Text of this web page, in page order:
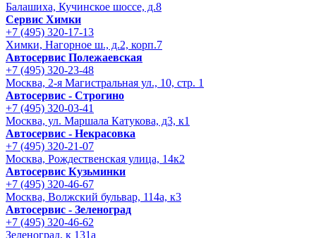
Балашиха, Кучинское шоссе, д.8
Сервис Химки
+7 (495) 320-17-13
Химки, Нагорное ш., д.2, корп.7
Автосервис Полежаевская
+7 (495) 320-23-48
Москва, 2-я Магистральная ул., 10, стр. 1
Автосервис - Строгино
+7 (495) 320-03-41
Москва, ул. Маршала Катукова, д3, к1
Автосервис - Некрасовка
+7 (495) 320-21-07
Москва, Рождественская улица, 14к2
Автосервис Кузьминки
+7 (495) 320-46-67
Москва, Волжский бульвар, 114а, к3
Автосервис - Зеленоград
+7 (495) 320-46-62
Зеленоград, к 131а